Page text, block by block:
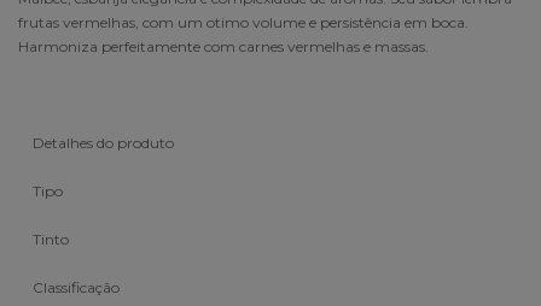
frutas vermelhas, com um otimo volume e persistência em boca.
Harmoniza perfeitamente com carnes vermelhas e massas.
Detalhes do produto
Tipo
Tinto
Classificação